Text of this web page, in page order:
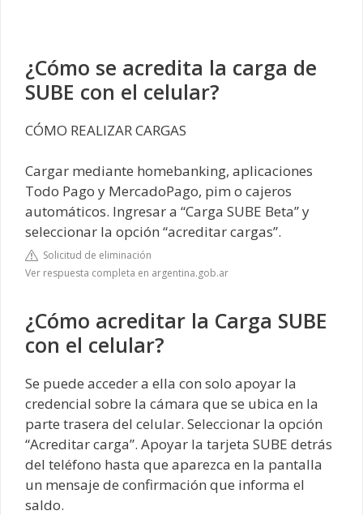
¿Cómo se acredita la carga de
SUBE con el celular?
CÓMO REALIZAR CARGAS
Cargar mediante homebanking, aplicaciones
Todo Pago y MercadoPago, pim o cajeros
automáticos. Ingresar a “Carga SUBE Beta” y
seleccionar la opción “acreditar cargas”.
Solicitud de eliminación
Ver respuesta completa en argentina.gob.ar
¿Cómo acreditar la Carga SUBE
con el celular?
Se puede acceder a ella con solo apoyar la
credencial sobre la cámara que se ubica en la
parte trasera del celular. Seleccionar la opción
“Acreditar carga”. Apoyar la tarjeta SUBE detrás
del teléfono hasta que aparezca en la pantalla
un mensaje de confirmación que informa el
saldo.